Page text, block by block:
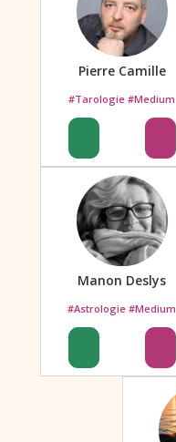
Pierre Camille
#Tarologie #Medium
Manon Deslys
#Astrologie #Medium